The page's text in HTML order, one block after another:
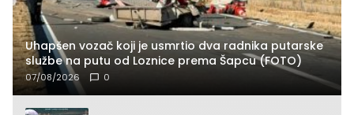
Uhapšen vozač koji je usmrtio dva radnika putarske
službe na putu od Loznice prema Šapcu (FOTO)
07/08/2026 0